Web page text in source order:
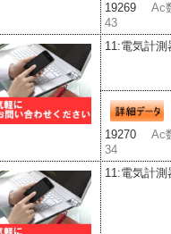
19269 Ac
43
11:電気計測
19270 Ac
34
11:電気計測